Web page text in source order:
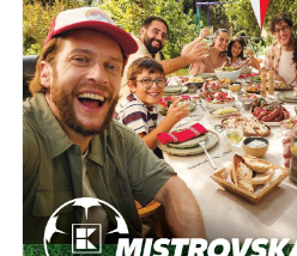
mail_outlineNastavení